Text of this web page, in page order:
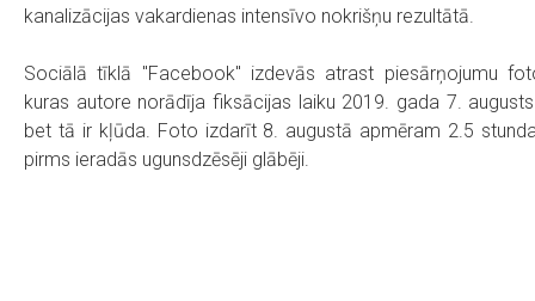
kanalizācijas vakardienas intensīvo nokrišņu rezultātā.
Sociālā tīklā "Facebook" izdevās atrast piesārņojumu
kuras autore norādīja fiksācijas laiku 2019. gada 7.
bet tā ir kļūda. Foto izdarīt 8. augustā apmēram 2.5
pirms ieradās ugunsdzēsēji glābēji.